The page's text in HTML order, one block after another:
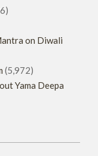
on Diwali
(5,972)
Yama Deepa